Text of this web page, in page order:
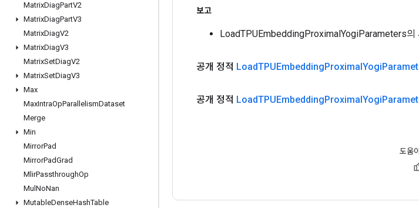
MatrixDiagPartV2
MatrixDiagPartV3
MatrixDiagV2
MatrixDiagV3
MatrixSetDiagV2
MatrixSetDiagV3
Max
MaxIntraOpParallelismDataset
Merge
Min
MirrorPad
MirrorPadGrad
MlirPassthroughOp
Mul NoNan
MutableDenseHashTable
보고
LoadTPUEmbeddingProximalYogiParameters의
공개 정적 LoadTPUEmbeddingProximalYogi
공개 정적 LoadTPUEmbeddingProximalYogi
도움